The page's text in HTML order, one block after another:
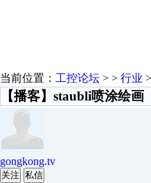
当前位置： 工控论坛 > > 行业 >
【播客】staubli喷涂绘画
gongkong.tv
关注 私信